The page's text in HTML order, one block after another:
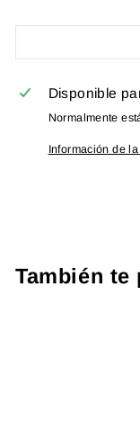
Disponible
Normalmente
Información de
También te